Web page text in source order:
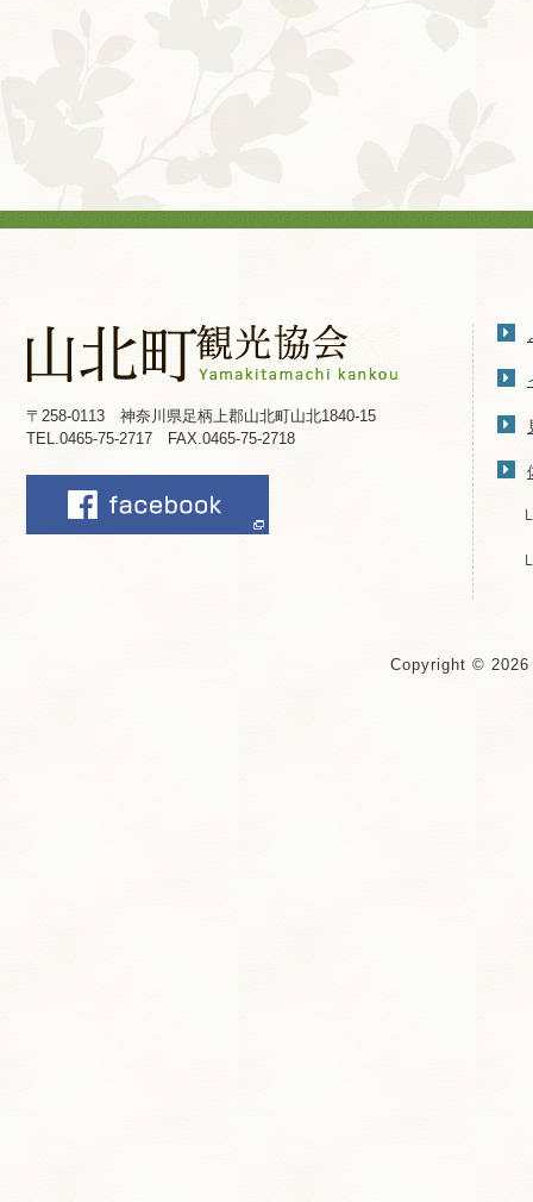
〒258-0113 神奈川県足柄上郡山北町山北1840-15
TEL.0465-75-2717 FAX.0465-75-2718
Copyright © 2026